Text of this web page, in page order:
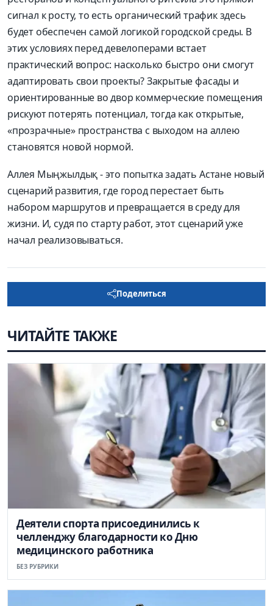
сигнал к росту, то есть органический трафик здесь
будет обеспечен самой логикой городской среды. В
этих условиях перед девелоперами встает
практический вопрос: насколько быстро они смогут
адаптировать свои проекты? Закрытые фасады и
ориентированные во двор коммерческие помещения
рискуют потерять потенциал, тогда как открытые,
«прозрачные» пространства с выходом на аллею
становятся новой нормой.
Аллея Мыңжылдық - это попытка задать Астане новый
сценарий развития, где город перестает быть
набором маршрутов и превращается в среду для
жизни. И, судя по старту работ, этот сценарий уже
начал реализовываться.
Поделиться
ЧИТАЙТЕ ТАКЖЕ
Деятели спорта присоединились к
челленджу благодарности ко Дню
медицинского работника
БЕЗ РУБРИКИ